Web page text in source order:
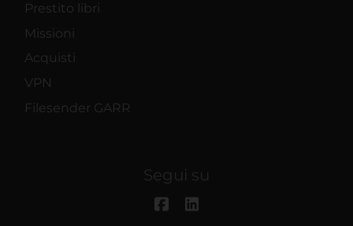
Prestito libri
Missioni
Acquisti
VPN
Filesender GARR
Segui su